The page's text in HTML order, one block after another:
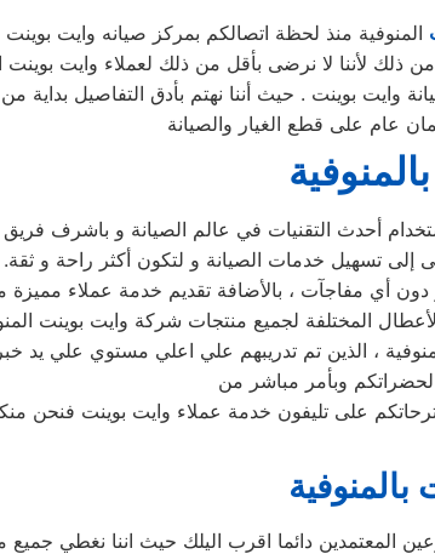
المنوفية منذ لحظة اتصالكم بمركز صيانه وايت
ذلك لأننا لا نرضى بأقل من ذلك لعملاء وايت
وايت بوينت . حيث أننا نهتم بأدق التفاصيل بداية
عام على قطع الغيار والصيانة
أحدث التقنيات في عالم الصيانة و باشرف
إلى تسهيل خدمات الصيانة و لتكون أكثر راحة و
المختلفة لجميع منتجات شركة وايت بوينت
، الذين تم تدريبهم علي اعلي مستوي علي يد
على تليفون خدمة عملاء وايت بوينت فنحن
المعتمدين دائما اقرب اليلك حيث اننا نغطي